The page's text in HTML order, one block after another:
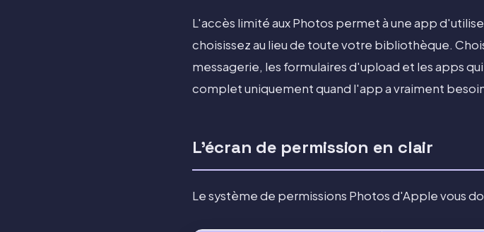
L'accès limité aux Photos permet à une app
choisissez au lieu de toute votre bibliothèque.
messagerie, les formulaires d'upload et les apps
complet uniquement quand l'app a vraiment
L'écran de permission en clair
Le système de permissions Photos d'Apple vous